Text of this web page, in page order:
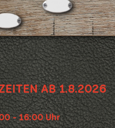
AB 1.8.2026
- 16:00 Uhr